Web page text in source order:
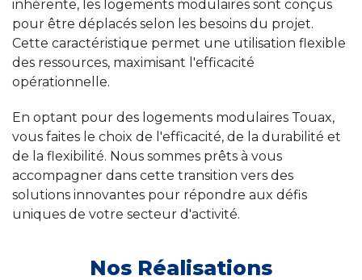
inhérente, les logements modulaires sont conçus
pour être déplacés selon les besoins du projet.
Cette caractéristique permet une utilisation flexible
des ressources, maximisant l'efficacité
opérationnelle.
En optant pour des logements modulaires Touax,
vous faites le choix de l'efficacité, de la durabilité et
de la flexibilité. Nous sommes prêts à vous
accompagner dans cette transition vers des
solutions innovantes pour répondre aux défis
uniques de votre secteur d'activité.
Nos Réalisations